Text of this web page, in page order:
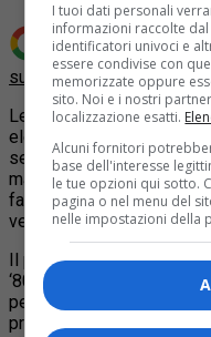
Aggiungi
su Google
Les Patafisichance sono
elettronici e analogici,
setup di Theremin (primo
magnetofoni,
fa del loro show non solo
vera e propria opera
Il progetto si ispira
‘800, ambienti caldi e
pensiero cercavano di
proprio questo fil rouge
I tuoi dati personali
informazioni raccolte
identificatori univoci e
essere condivise con
memorizzate oppure
sito. Noi e i nostri
localizzazione esatti.
Alcuni fornitori
base dell'interesse
le tue opzioni qui sotto.
pagina o nel menu del
nelle impostazioni della